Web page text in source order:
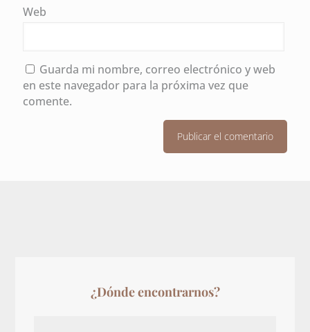
Web
Guarda mi nombre, correo electrónico y web
en este navegador para la próxima vez que
comente.
¿Dónde encontrarnos?